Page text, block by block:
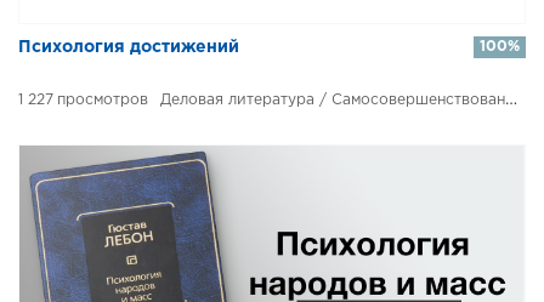
Психология достижений
1 227 Деловая литература / Самосовершенствование / Психология
100%